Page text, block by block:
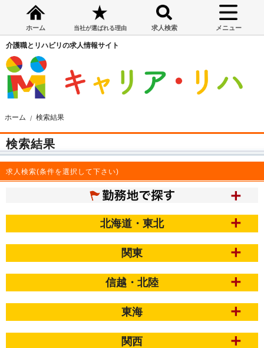
ホーム 当社が選ばれる理由 求人検索 メニュー
介護職とリハビリの求人情報サイト
ホーム 検索結果
検索結果
求人検索(条件を選択して下さい)
北海道・東北
関東
信越・北陸
東海
関西